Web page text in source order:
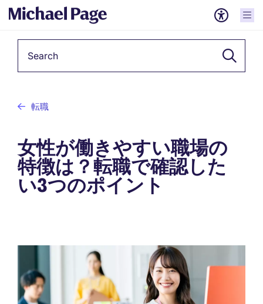
転職
女性が働きやすい職場の
特徴は？転職で確認した
い3つのポイント